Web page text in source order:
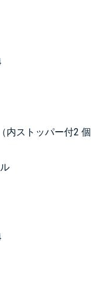
ストッパー付2 個